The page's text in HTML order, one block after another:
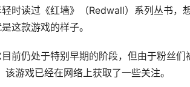
时读过《红墙》（Redwall）系列丛书，
这款游戏的样子。
前仍处于特别早期的阶段，但由于粉丝
该游戏已经在网络上获取了一些关注。